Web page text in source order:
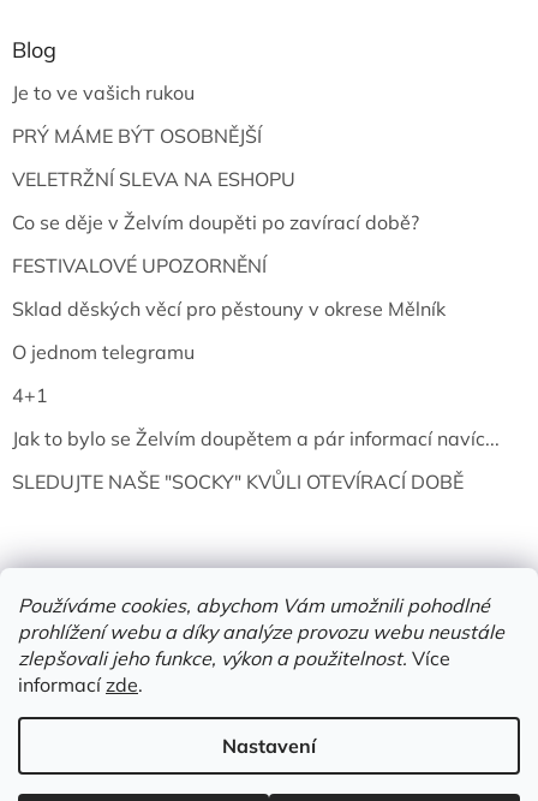
Používáme cookies, abychom Vám umožnili pohodlné
prohlížení webu a díky analýze provozu webu neustále
zlepšovali jeho funkce, výkon a použitelnost. Více
informacízde.
Nastavení
Blog
Je to ve vašich rukou
PRÝ MÁME BÝT OSOBNĚJŠÍ
VELETRŽNÍ SLEVA NA ESHOPU
Co se děje v Želvím doupěti po zavírací době?
FESTIVALOVÉ UPOZORNĚNÍ
Sklad děských věcí pro pěstouny v okrese Mělník
O jednom telegramu
4+1
Jak to bylo se Želvím doupětem a pár informací navíc...
SLEDUJTE NAŠE "SOCKY" KVŮLI OTEVÍRACÍ DOBĚ
Vytvořil Shoptet